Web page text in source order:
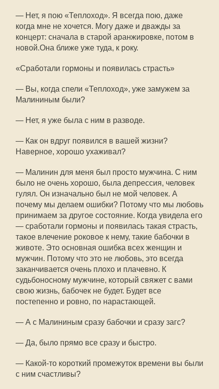
— Нет, я пою «Теплоход». Я всегда пою, даже
когда мне не хочется. Могу даже и дважды за
концерт: сначала в старой аранжировке, потом в
новой.Она ближе уже туда, к року.
«Сработали гормоны и появилась страсть»
— Вы, когда спели «Теплоход», уже замужем за
Малининым были?
— Нет, я уже была с ним в разводе.
— Как он вдруг появился в вашей жизни?
Наверное, хорошо ухаживал?
— Малинин для меня был просто мужчина. С ним
было не очень хорошо, была депрессия, человек
гулял. Он изначально был не мой человек. А
почему мы делаем ошибки? Потому что мы любовь
принимаем за другое состояние. Когда увидела его
— сработали гормоны и появилась такая страсть,
такое влечение роковое к нему, такие бабочки в
животе. Это основная ошибка всех женщин и
мужчин. Потому что это не любовь, это всегда
заканчивается очень плохо и плачевно. К
судьбоносному мужчине, который свяжет с вами
свою жизнь, бабочек не будет. Будет все
постепенно и ровно, по нарастающей.
— А с Малининым сразу бабочки и сразу загс?
— Да, было прямо все сразу и быстро.
— Какой-то короткий промежуток времени вы были
с ним счастливы?